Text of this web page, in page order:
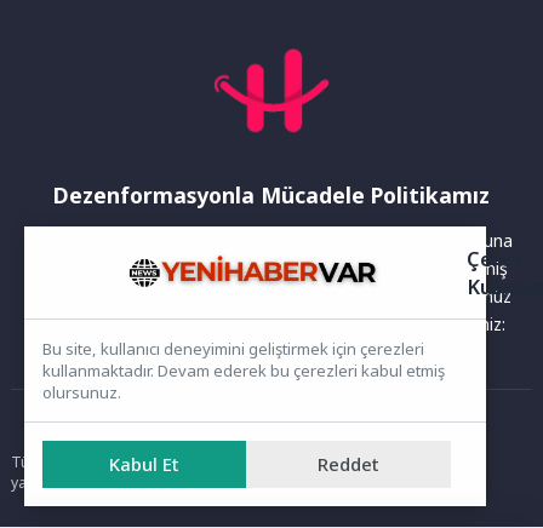
Dezenformasyonla Mücadele Politikamız
Yayınlanan haberler doğruluk ilkesi gözetilerek hazırlanır. Buna
rağmen bazı içeriklerde eksik, hatalı veya güncelliğini yitirmiş
bilgiler bulunabilir.Yanlış veya yanıltıcı olduğunu düşündüğünüz
haberleri aşağıdaki iletişim kanallarından bize bildirebilirsiniz:
Ana Sayfa
Tüm hakları saklıdır. Sitede yer alan içerikler izinsiz kopyalanamaz,
yayımlanamaz ve kullanılamaz.
Çerez
Bu site, kullanıcı deneyimini geliştirmek için çerezleri
kullanmaktadır. Devam ederek bu çerezleri kabul etmiş
olursunuz.
Kabul Et Reddet